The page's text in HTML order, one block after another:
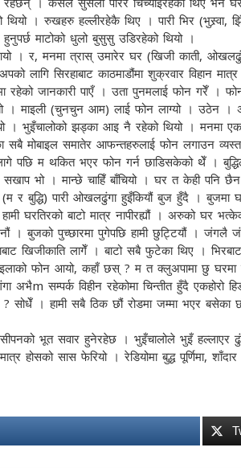
। रुखहरु हल्लीरहेकै थिए । पारी भिर (भुस्र्वा,
माटोको धुलो बुसुसु उडिरहेको थियो ।
। र, मनमा त्रास् उमारेर घर (खिजी काती,
लागि सिरहाबाट काठमाडौंमा शुक्रवार विहान
रहेको जानकारी पाएँ । उता पुनमलाई फोन गरेँ ।
। माइली (चुनचुन आम) लाई फोन लाग्यो । उठेन ।
। भुइँचालोको झड्का आइ नै रहेको थियो । मनमा
सबै मोबाइल समातेर आफन्तहरुलाई फोन लगाउन
पछि म थकित भएर फोन गर्न छाडिसकेको थेँ ।
भो । मान्छे चाहिँ बाँचियो । घर त केही पनि छैन
(म र बुद्धि) पारी ओखलढुंगा हुइँकियौं बुज हुँदै ।
घरतिरको बाटो मात्र नापीरह्यौं । अरुको घर
। बुजको पुच्छारमा पुगेपछि हामी छुट्टियौं । जंगलै
खिजीकाति लागेँ । बाटो सबै फुटेका थिए ।
फोन आयो, कहाँ छस् ? म त क्लुअपामा छु
सम्पर्क विहीन रहेकोमा चिन्तीत हुँदै एकहोरो
सोधेँ । हामी सबै ठिक छौं रोडमा जम्मा भएर बसेका
भूत सवार हुनेरहेछ । भुइँचालोले भुइँ हल्लाएर
होसको सास फेरियो । रेडियोमा बुद्ध पूर्णिमा, शाँदार